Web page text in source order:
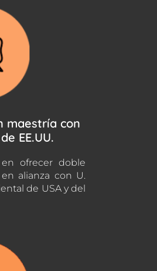
maestría con
EE.UU.
ofrecer doble
alianza con U.
de USA y del